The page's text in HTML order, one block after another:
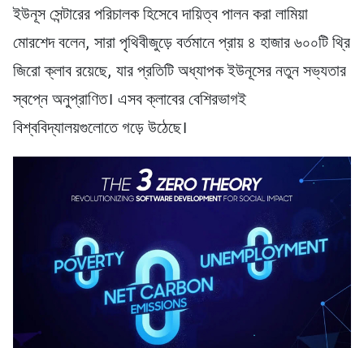
ইউনূস সেন্টারের পরিচালক হিসেবে দায়িত্ব পালন করা লামিয়া
মোরশেদ বলেন, সারা পৃথিবীজুড়ে বর্তমানে প্রায় ৪ হাজার ৬০০টি থ্রি
জিরো ক্লাব রয়েছে, যার প্রতিটি অধ্যাপক ইউনূসের নতুন সভ্যতার
স্বপ্নে অনুপ্রাণিত। এসব ক্লাবের বেশিরভাগই
বিশ্ববিদ্যালয়গুলোতে গড়ে উঠেছে।